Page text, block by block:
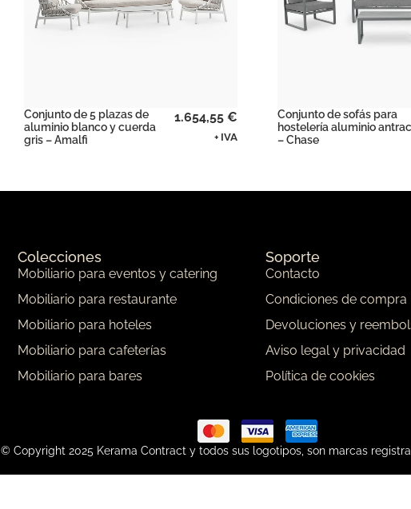
Conjunto de 5 plazas de
aluminio blanco y cuerda
gris – Amalfi
1.654,55 €
+ IVA
Conjunto de sofás para
hostelería aluminio
– Chase
Colecciones
Mobiliario para eventos y catering
Mobiliario para restaurante
Mobiliario para hoteles
Mobiliario para cafeterías
Mobiliario para bares
Soporte
Contacto
Condiciones de compra
Devoluciones y
Aviso legal y privacidad
Política de cookies
© Copyright 2025 Kerama Contract y todos sus logotipos, son marcas